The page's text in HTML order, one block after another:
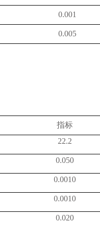
0.001
0.005
指标
22.2
0.050
0.0010
0.0010
0.020